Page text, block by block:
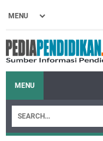
MENU